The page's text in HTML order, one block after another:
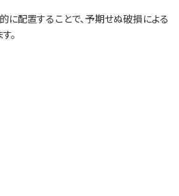
に配置することで、予期せぬ破損による
。